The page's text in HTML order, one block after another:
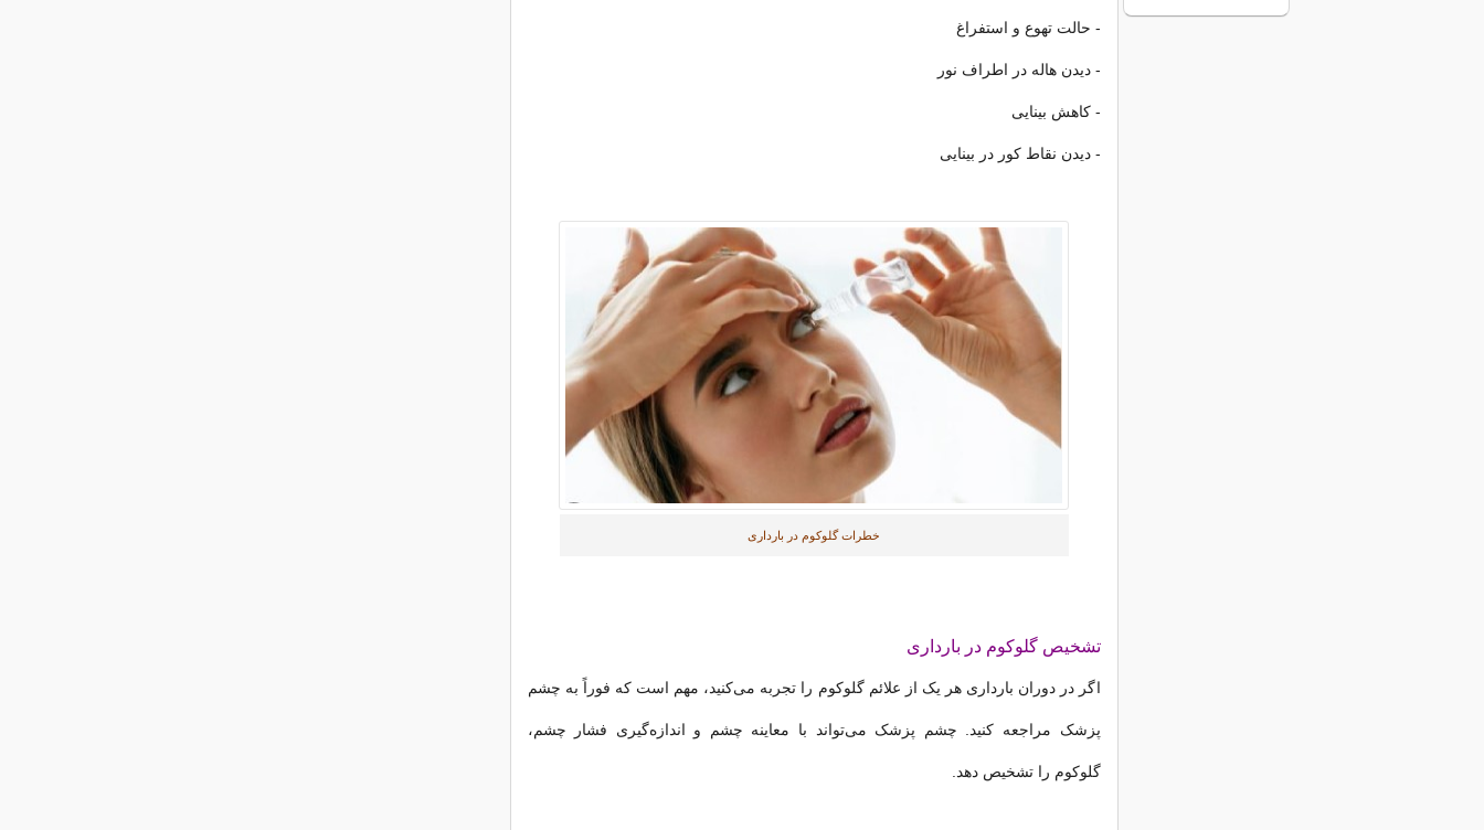
- حالت تهوع و استفراغ
- دیدن هاله در اطراف نور
- کاهش بینایی
- دیدن نقاط کور در بینایی
خطرات گلوکوم در بارداری
تشخیص گلوکوم در بارداری
اگر در دوران بارداری هر یک از علائم گلوکوم را تجربه می‌کنید، مهم است که فوراً به چشم
پزشک مراجعه کنید. چشم پزشک می‌تواند با معاینه چشم و اندازه‌گیری فشار چشم،
گلوکوم را تشخیص دهد.